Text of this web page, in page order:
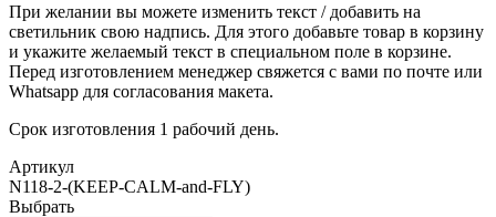
При желании вы можете изменить текст / добавить на
светильник свою надпись. Для этого добавьте товар в корзину
и укажите желаемый текст в специальном поле в корзине.
Перед изготовлением менеджер свяжется с вами по почте или
Whatsapp для согласования макета.
Срок изготовления 1 рабочий день.
Артикул
N118-2-(KEEP-CALM-and-FLY)
Выбрать